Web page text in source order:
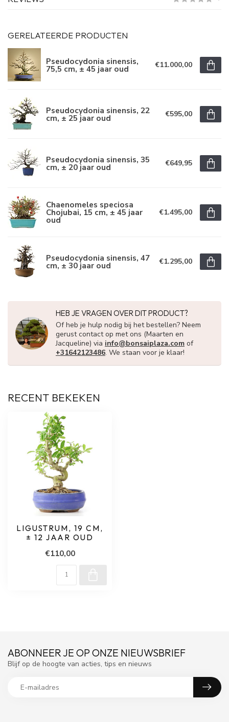
GERELATEERDE PRODUCTEN
Pseudocydonia sinensis,
75,5 cm, ± 45 jaar oud €11.000,00
Pseudocydonia sinensis, 22
cm, ± 25 jaar oud €595,00
Pseudocydonia sinensis, 35
cm, ± 20 jaar oud €649,95
Chaenomeles speciosa
Chojubai, 15 cm, ± 45 jaar
oud
€1.495,00
Pseudocydonia sinensis, 47
cm, ± 30 jaar oud €1.295,00
HEB JE VRAGEN OVER DIT PRODUCT?
Of heb je hulp nodig bij het bestellen? Neem
gerust contact op met ons (Maarten en
Jacqueline) via info@bonsaiplaza.com of
+31642123486. We staan voor je klaar!
RECENT BEKEKEN
LIGUSTRUM, 19 CM,
± 12 JAAR OUD
€110,00
ABONNEER JE OP ONZE NIEUWSBRIEF
Blijf op de hoogte van acties, tips en nieuws